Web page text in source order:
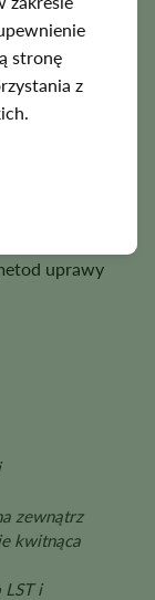
stronę
z
gęste,
wysokości, a
uprawy
zewnątrz
kwitnąca
i